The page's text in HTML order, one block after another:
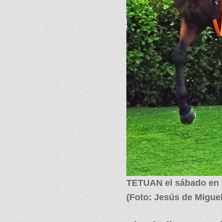
TETUAN el sábado
(Foto: Jesús de